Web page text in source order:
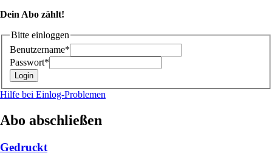
Dein Abo zählt!
Bitte einloggen
Benutzername*
Passwort*
Hilfe bei Einlog-Problemen
Abo abschließen
Gedruckt